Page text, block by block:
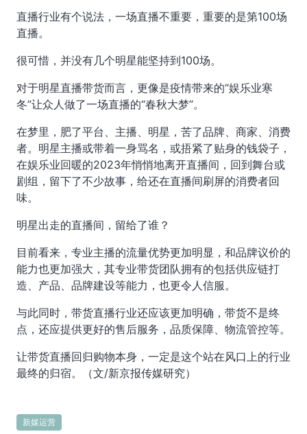
直播行业有个说法，一场直播不重要，重要的是第100场
直播。
很可惜，并没有几个明星能坚持到100场。
对于明星直播带货而言，更像是疫情带来的“娱乐业寒
冬”让众人做了一场直播的“春秋大梦”。
在梦里，肥了平台、主播、明星，苦了品牌、商家、消费
者。明星主播或带着一身骂名，或捂紧了贴身的钱袋子，
在娱乐业回暖的2023年悄悄地离开直播间，回到舞台或
剧组，留下了不少故事，给还在直播间刷屏的消费者回
味。
明星出走的直播间，留给了谁？
目前看来，专业主播的流量优势更加明显，和品牌议价的
能力也更加强大，其专业带货团队拥有的包括供应链打
造、产品、品牌建设等能力，也更令人信服。
与此同时，带货直播行业还应该更加明确，带货不是终
点，还应提供更好的售后服务，品质保障、物流管控等。
让带货直播回归购物本身，一定是这个站在风口上的行业
最终的归宿。（文/新京报传媒研究）
新媒运营